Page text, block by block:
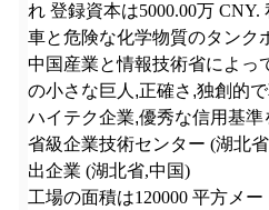
れ 登録資本は5000.00万
車と危険な化学物質のタンク
中国産業と情報技術省によっ
の小さな巨人 ,正確さ ,独創的
ハイテク企業,優秀な信用基準
省級企業技術センター (湖北
出企業 (湖北省,中国)
工場の面積は120000 平方メー